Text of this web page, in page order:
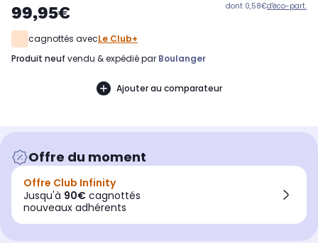
99,95€ dont 0,58€d'éco-part.
cagnottés avecLe Club+
produit neuf vendu & expédié par Boulanger
Ajouter au comparateur
Offre du moment
Offre Club Infinity
Jusqu'à 90€ cagnottés
nouveaux adhérents